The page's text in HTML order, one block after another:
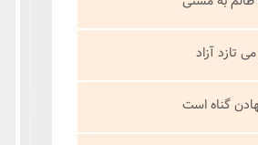
تازد آزاد
گناه است